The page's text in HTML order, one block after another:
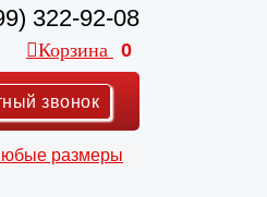
322-92-08
Корзина 0
звонок